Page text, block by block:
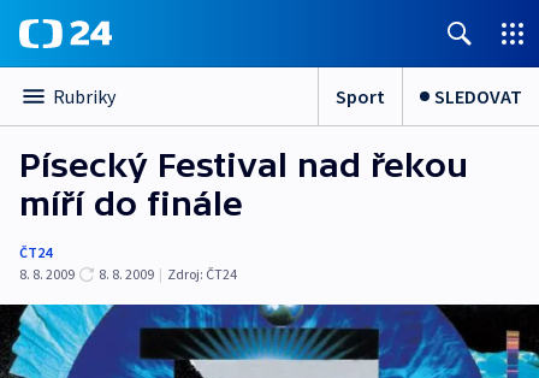
Rubriky Sport SLEDOVAT
Písecký Festival nad řekou
míří do finále
ČT24
8. 8. 2009
8. 8. 2009 | Zdroj: ČT24